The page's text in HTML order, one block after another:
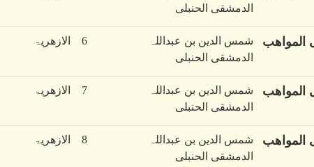
الدمشقی الحنبلی
الازھریۃ 6
شمس الدین بن عبداللہ
الدمشقی الحنبلی
المواھب
الازھریۃ 7
شمس الدین بن عبداللہ
الدمشقی الحنبلی
المواھب
الازھریۃ 8
شمس الدین بن عبداللہ
الدمشقی الحنبلی
المواھب